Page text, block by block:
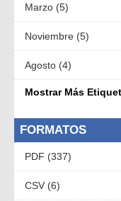
Marzo (5)
Noviembre (5)
Agosto (4)
Mostrar Más
FORMATOS
PDF (337)
CSV (6)